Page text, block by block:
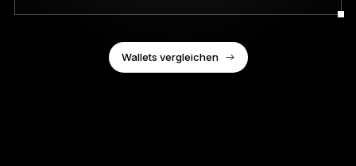
Wallets vergleichen